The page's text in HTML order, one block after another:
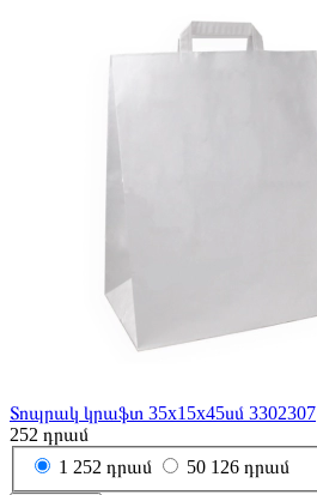
Տոպրակ կրաֆտ 35x15x45սմ 3302307
252 դրամ
1 252 դրամ 50 126 դրամ